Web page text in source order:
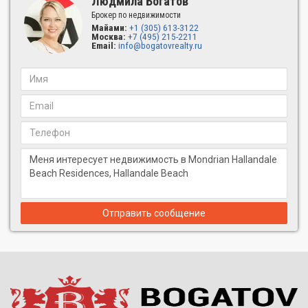
Реализация проекта
За реализацию отвечают компании PPG Development и BH3
Management, имеющие внушительный портфель успешных
проектов. Управление брендом осуществляется совместно с
Ennismore, международным оператором, стоящим за
развитием отелей и резиденций Mondrian по всему миру.
Проект поддержан масштабным рефинансированием в
размере $225 млн со стороны JP Morgan Chase и Monroe
Capital, что подчёркивает его устойчивость и финансовую
надёжность.
Mondrian Hotels & Residences появились в Лос-Анджелесе в
урбанизма» — высокого уровня сервиса, ярких интерьеров,
креативных дизайнерских решений и атмосферы арт-
праздника.
Сегодня бренд входит в портфель Ennismore (часть Accor
Group), одного из крупнейших мировых операторов
Брокер по недвижимости
Майами: +1 (305) 613-3122
Москва: +7 (495) 215-2211
Email: info@bogatovrealty.ru
Отправить сообщение